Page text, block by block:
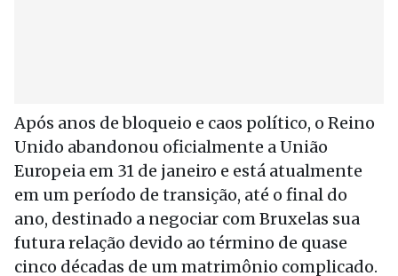
Após anos de bloqueio e caos político, o Reino
Unido abandonou oficialmente a União
Europeia em 31 de janeiro e está atualmente
em um período de transição, até o final do
ano, destinado a negociar com Bruxelas sua
futura relação devido ao término de quase
cinco décadas de um matrimônio complicado.